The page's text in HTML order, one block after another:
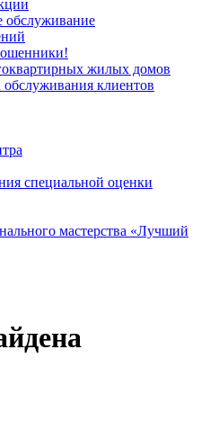
обслуживание
жилых домов
обслуживания клиентов
специальной оценки
мастерства «Лучший